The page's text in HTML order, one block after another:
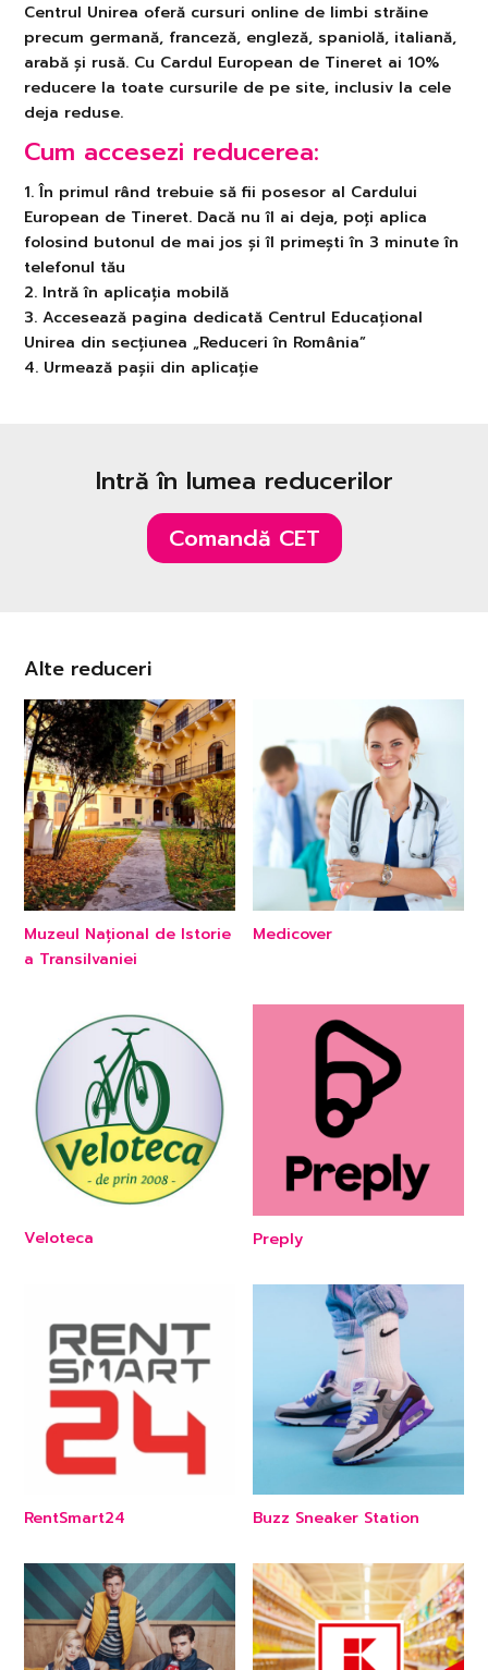
Centrul Unirea oferă cursuri online de limbi străine
precum germană, franceză, engleză, spaniolă, italiană,
arabă și rusă. Cu Cardul European de Tineret ai 10%
reducere la toate cursurile de pe site, inclusiv la cele
deja reduse.
Cum accesezi reducerea:
1. În primul rând trebuie să fii posesor al Cardului
European de Tineret. Dacă nu îl ai deja, poți aplica
folosind butonul de mai jos și îl primești în 3 minute în
telefonul tău
2. Intră în aplicația mobilă
3. Accesează pagina dedicată Centrul Educațional
Unirea din secțiunea „Reduceri în România”
4. Urmează pașii din aplicație
Intră în lumea reducerilor
Comandă CET
Alte reduceri
Muzeul Național de Istorie
a Transilvaniei
Medicover
Veloteca Preply
RentSmart24 Buzz Sneaker Station